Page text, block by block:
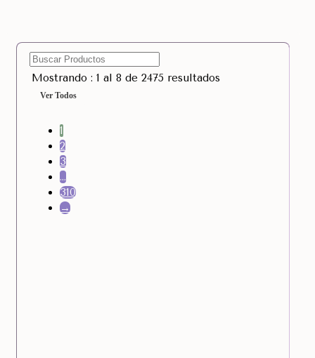
Mostrando : 1 al 8 de 2475 resultados
Ver Todos
1
2
3
…
310
→